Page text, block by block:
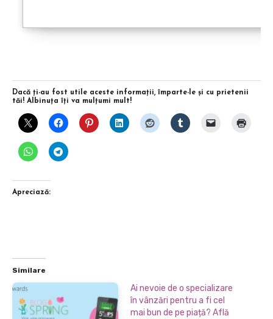
Dacă ţi-au fost utile aceste informaţii, împarte-le şi cu prietenii
tăi! Albinuţa îţi va mulţumi mult!
Apreciază:
Similare
Ai nevoie de o specializare
în vânzări pentru a fi cel
mai bun de pe piață? Află